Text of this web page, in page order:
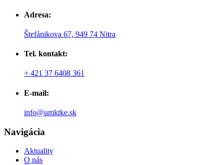
Adresa:
Štefánikova 67, 949 74 Nitra
Tel. kontakt:
+ 421 37 6408 361
E-mail:
info@umktke.sk
Navigácia
Aktuality
O nás